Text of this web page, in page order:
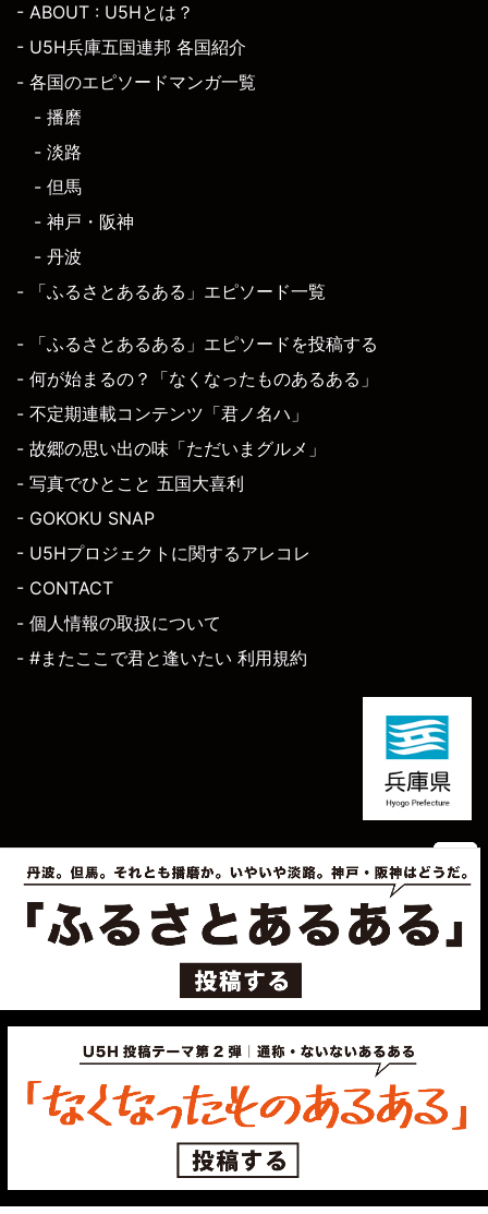
- ABOUT : U5Hとは？
- U5H兵庫五国連邦 各国紹介
- 各国のエピソードマンガ一覧
- 播磨
- 淡路
- 但馬
- 神戸・阪神
- 丹波
- 「ふるさとあるある」エピソード一覧
- 「ふるさとあるある」エピソードを投稿する
- 何が始まるの？「なくなったものあるある」
- 不定期連載コンテンツ「君ノ名ハ」
- 故郷の思い出の味「ただいまグルメ」
- 写真でひとこと 五国大喜利
- GOKOKU SNAP
- U5Hプロジェクトに関するアレコレ
- CONTACT
- 個人情報の取扱について
- #またここで君と逢いたい 利用規約